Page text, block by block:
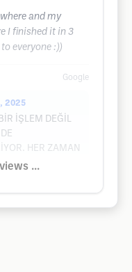
and my
I finished it in 3
everyone :))
Google
2025
İŞLEM DEĞİL
HER ZAMAN
...